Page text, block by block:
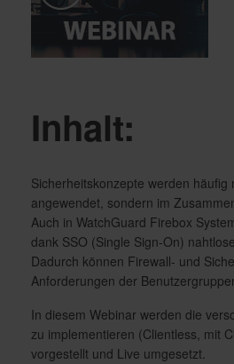
Inhalt:
Sicherheitskonzepte werden
angewendet, sondern im
Auch in WatchGuard Firebox
dank SSO (Single Sign-On)
Dadurch können Firewall- und
Anforderungen der
In diesem Webinar werden die
zu implementieren (Clientless, mit
vorgestellt und Live umgesetzt.